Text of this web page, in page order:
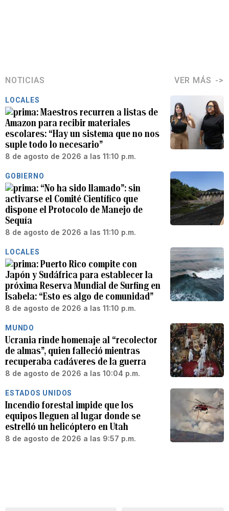
NOTICIAS VER MÁS
LOCALES
Maestros recurren a listas de
Amazon para recibir materiales
escolares: “Hay un sistema que no nos
suple todo lo necesario”
8 de agosto de 2026 a las 11:10 p.m.
GOBIERNO
“No ha sido llamado”: sin
activarse el Comité Científico que
dispone el Protocolo de Manejo de
Sequía
8 de agosto de 2026 a las 11:10 p.m.
LOCALES
Puerto Rico compite con
Japón y Sudáfrica para establecer la
próxima Reserva Mundial de Surfing en
Isabela: “Esto es algo de comunidad”
8 de agosto de 2026 a las 11:10 p.m.
MUNDO
Ucrania rinde homenaje al “recolector
de almas”, quien falleció mientras
recuperaba cadáveres de la guerra
8 de agosto de 2026 a las 10:04 p.m.
ESTADOS UNIDOS
Incendio forestal impide que los
equipos lleguen al lugar donde se
estrelló un helicóptero en Utah
8 de agosto de 2026 a las 9:57 p.m.